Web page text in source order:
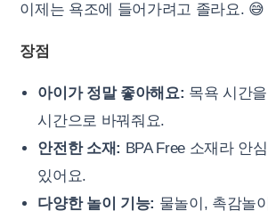
이제는 욕조에 들어가려고 졸라요. 😅
장점
아이가 정말 좋아해요: 목욕 시간
시간으로 바꿔줘요.
안전한 소재: BPA Free 소재라 안
있어요.
다양한 놀이 기능: 물놀이, 촉감놀